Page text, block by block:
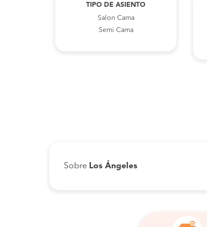
TIPO DE ASIENTO
Salon Cama
Semi Cama
Sobre Los Ángeles